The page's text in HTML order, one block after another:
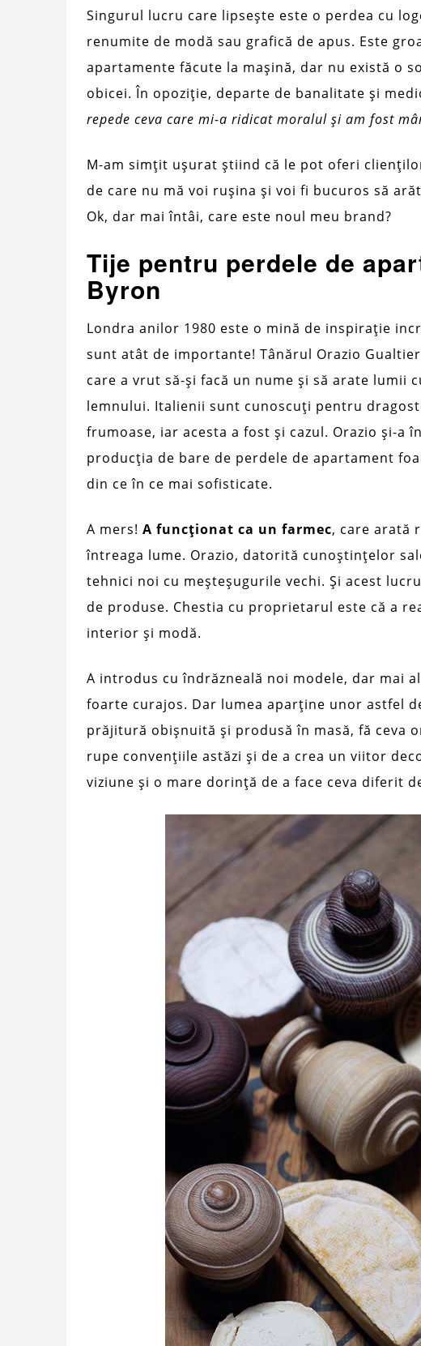
Singurul lucru care lipsește este o perdea cu
renumite de modă sau grafică de apus. Este
apartamente făcute la mașină, dar nu există o
obicei. În opoziție, departe de banalitate și
repede ceva care mi-a ridicat moralul și am fost
M-am simțit ușurat știind că le pot oferi
de care nu mă voi rușina și voi fi bucuros să
Ok, dar mai întâi, care este noul meu brand?
Tije pentru perdele de
Byron
Londra anilor 1980 este o mină de inspirație
sunt atât de importante! Tânărul Orazio
care a vrut să-și facă un nume și să arate lumii
lemnului. Italienii sunt cunoscuți pentru
frumoase, iar acesta a fost și cazul. Orazio și-a
producția de bare de perdele de apartament
din ce în ce mai sofisticate.
A mers! A funcționat ca un farmec, care arată
întreaga lume. Orazio, datorită cunoștințelor
tehnici noi cu meșteșugurile vechi. Și acest
de produse. Chestia cu proprietarul este că a
interior și modă.
A introdus cu îndrăzneală noi modele, dar mai
foarte curajos. Dar lumea aparține unor astfel
prăjitură obișnuită și produsă în masă, fă ceva
rupe convențiile astăzi și de a crea un viitor
viziune și o mare dorință de a face ceva diferit